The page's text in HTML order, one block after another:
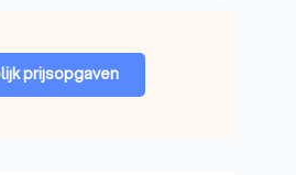
prijsopgaven